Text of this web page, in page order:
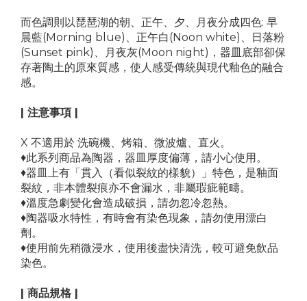
而色調則以琵琶湖的朝、正午、夕、月夜分成四色: 早
晨藍(Morning blue)、正午白(Noon white)、日落粉
(Sunset pink)、月夜灰(Moon night)，器皿底部卻保
存著陶土的原來質感，使人感受傳統與現代釉色的融合
感。
| 注意事項 |
X 不適用於 洗碗機、烤箱、微波爐、直火。
♦此系列商品為陶器，器皿厚度偏薄，請小心使用。
♦器皿上有「貫入（看似裂紋的樣貌）」特色，是釉面
裂紋，非本體裂痕亦不會漏水，非屬瑕疵範疇。
♦溫度急劇變化會造成破損，請勿忽冷忽熱。
♦陶器吸水特性，有時會有染色現象，請勿使用漂白
劑。
♦使用前先稍微浸水，使用後盡快清洗，較可避免飲品
染色。
| 商品規格 |